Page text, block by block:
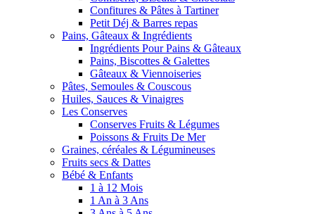
Confitures & Pâtes à Tartiner
Petit Déj & Barres repas
Pains, Gâteaux & Ingrédients
Ingrédients Pour Pains & Gâteaux
Pains, Biscottes & Galettes
Gâteaux & Viennoiseries
Pâtes, Semoules & Couscous
Huiles, Sauces & Vinaigres
Les Conserves
Conserves Fruits & Légumes
Poissons & Fruits De Mer
Graines, céréales & Légumineuses
Fruits secs & Dattes
Bébé & Enfants
1 à 12 Mois
1 An à 3 Ans